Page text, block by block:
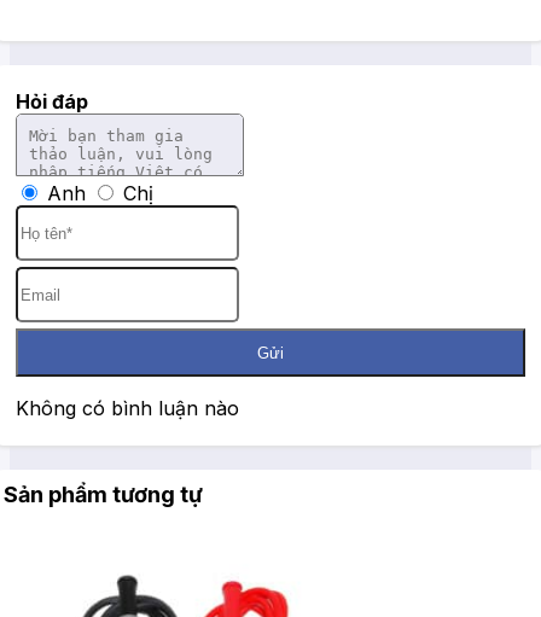
Hỏi đáp
Anh Chị
Gửi
Không có bình luận nào
Sản phẩm tương tự